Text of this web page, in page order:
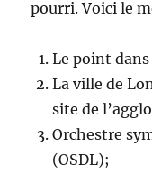
pourri. Voici le
Le point
La ville de
site de
Orchestre
(OSDL);